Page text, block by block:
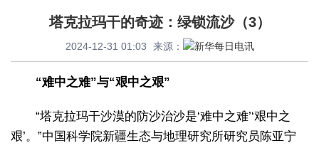
塔克拉玛干的奇迹：绿锁流沙（3）
2024-12-31 01:03 来源：
“难中之难”与“艰中之艰”
“塔克拉玛干沙漠的防沙治沙是‘难中之难’‘艰中之
艰’。”中国科学院新疆生态与地理研究所研究员陈亚宁